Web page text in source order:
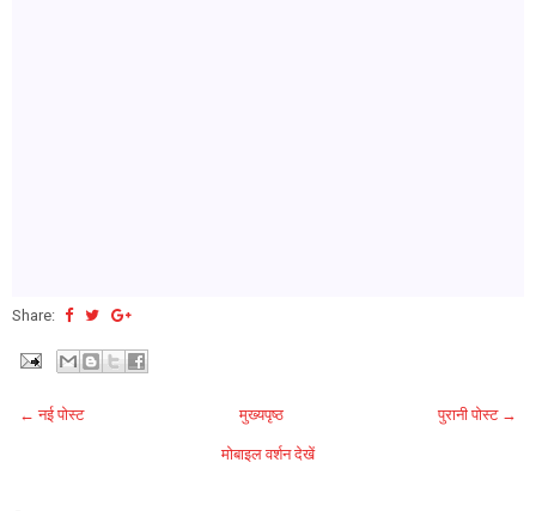
Share:
← नई पोस्ट पुरानी पोस्ट →
मुख्यपृष्ठ
मोबाइल वर्शन देखें